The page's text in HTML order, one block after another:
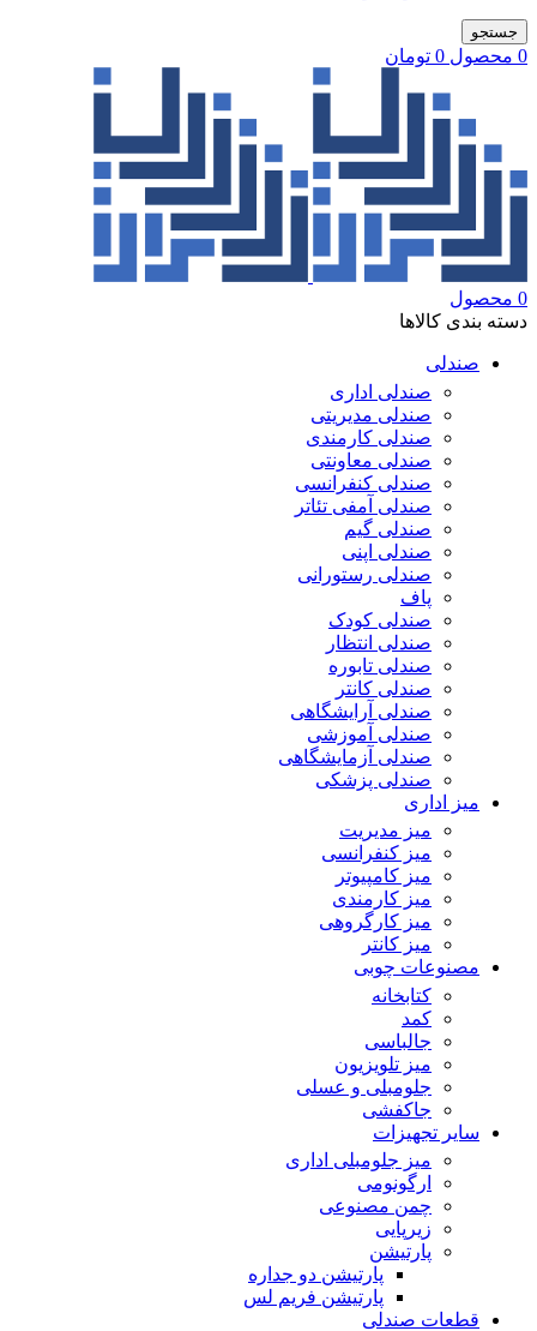
جستجو
0 محصول 0 تومان
0 محصول
دسته بندی کالاها
صندلی
صندلی اداری
صندلی مدیریتی
صندلی کارمندی
صندلی معاونتی
صندلی کنفرانسی
صندلی آمفی تئاتر
صندلی گیم
صندلی اپنی
صندلی رستورانی
پاف
صندلی کودک
صندلی انتظار
صندلی تابوره
صندلی کانتر
صندلی آرایشگاهی
صندلی آموزشی
صندلی آزمایشگاهی
صندلی پزشکی
میز اداری
میز مدیریت
میز کنفرانسی
میز کامپیوتر
میز کارمندی
میز کارگروهی
میز کانتر
مصنوعات چوبی
کتابخانه
کمد
جالباسی
میز تلویزیون
جلومبلی و عسلی
جاکفشی
سایر تجهیزات
میز جلومبلی اداری
ارگونومی
چمن مصنوعی
زیرپایی
پارتیشن
پارتیشن دو جداره
پارتیشن فریم لس
قطعات صندلی